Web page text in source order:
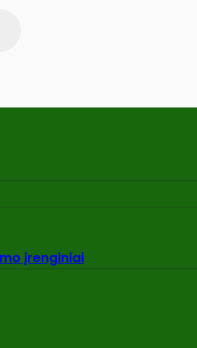
įrenginiai